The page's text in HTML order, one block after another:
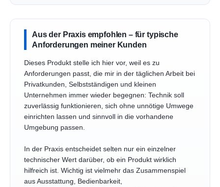
Aus der Praxis empfohlen – für typische
Anforderungen meiner Kunden
Dieses Produkt stelle ich hier vor, weil es zu
Anforderungen passt, die mir in der täglichen Arbeit bei
Privatkunden, Selbstständigen und kleinen
Unternehmen immer wieder begegnen: Technik soll
zuverlässig funktionieren, sich ohne unnötige Umwege
einrichten lassen und sinnvoll in die vorhandene
Umgebung passen.
In der Praxis entscheidet selten nur ein einzelner
technischer Wert darüber, ob ein Produkt wirklich
hilfreich ist. Wichtig ist vielmehr das Zusammenspiel
aus Ausstattung, Bedienbarkeit,